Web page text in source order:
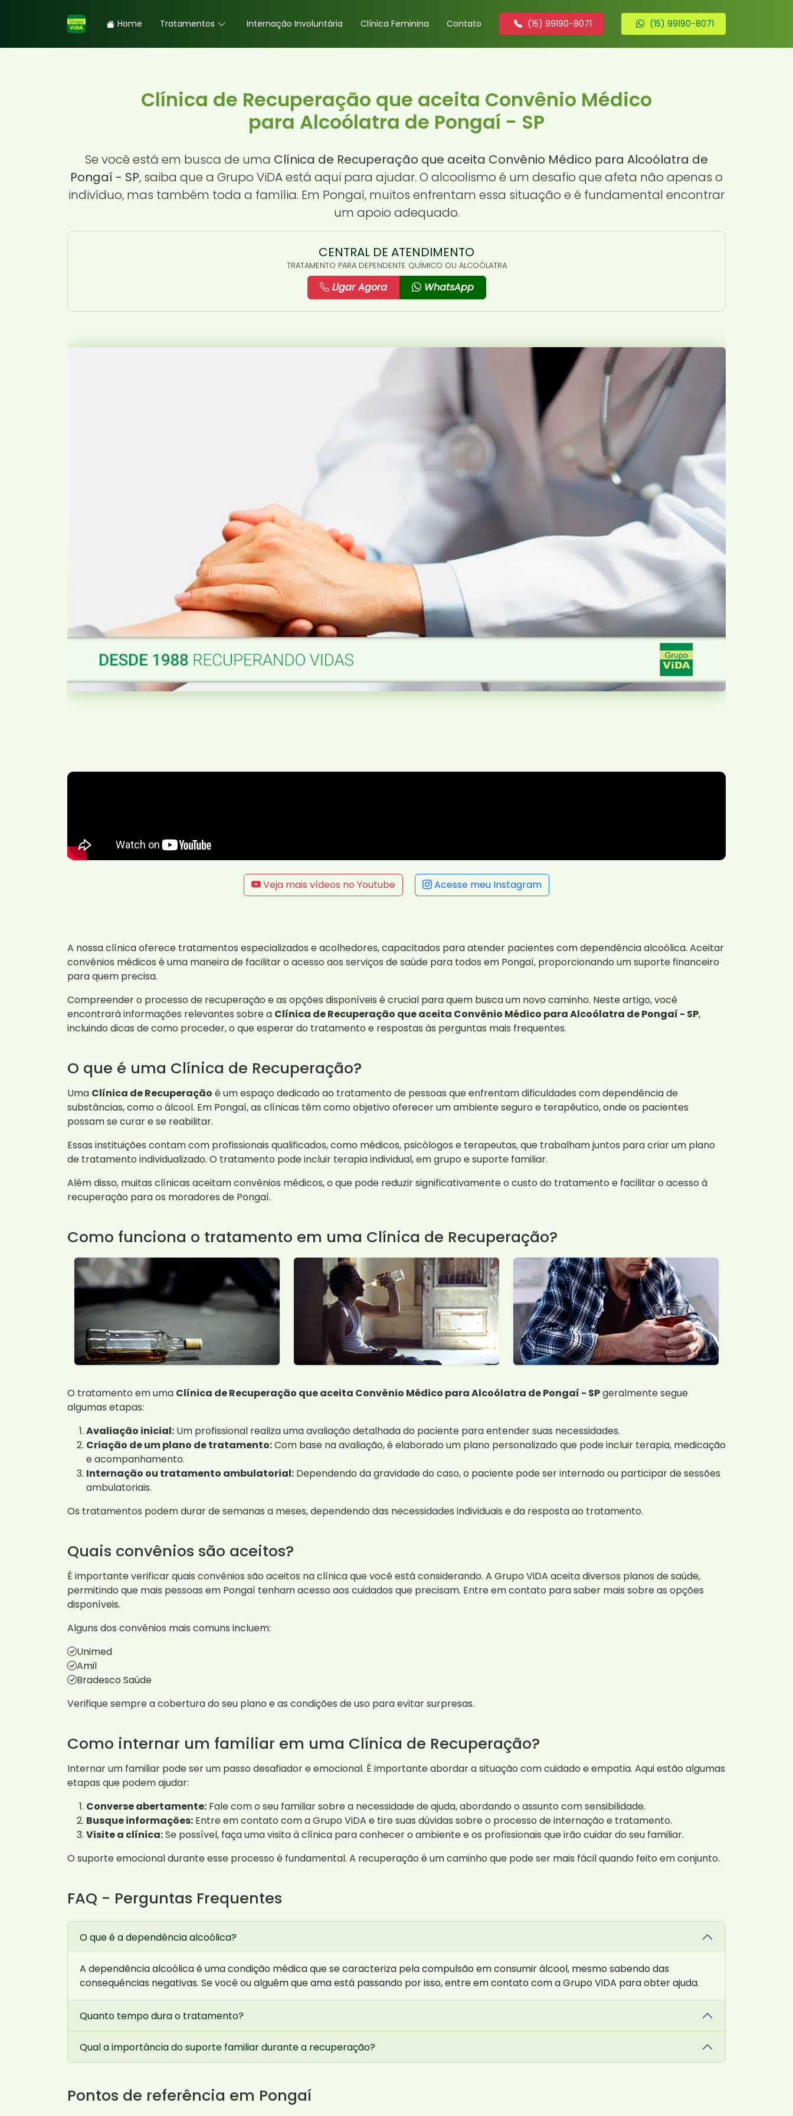
Home Tratamentos Internação Involuntária Clínica Feminina Contato (15) 99190-8071 (15) 99190-8071
Clínica de Recuperação que aceita Convênio Médico
para Alcoólatra de Pongaí - SP
Se você está em busca de uma Clínica de Recuperação que aceita Convênio Médico para Alcoólatra de
Pongaí - SP, saiba que a Grupo ViDA está aqui para ajudar. O alcoolismo é um desafio que afeta não apenas o
indivíduo, mas também toda a família. Em Pongaí, muitos enfrentam essa situação e é fundamental encontrar
um apoio adequado.
CENTRAL DE ATENDIMENTO
TRATAMENTO PARA DEPENDENTE QUÍMICO OU ALCOÓLATRA
Ligar Agora WhatsApp
Veja mais vídeos no Youtube Acesse meu Instagram
A nossa clínica oferece tratamentos especializados e acolhedores, capacitados para atender pacientes com dependência alcoólica. Aceitar
convênios médicos é uma maneira de facilitar o acesso aos serviços de saúde para todos em Pongaí, proporcionando um suporte financeiro
para quem precisa.
Compreender o processo de recuperação e as opções disponíveis é crucial para quem busca um novo caminho. Neste artigo, você
encontrará informações relevantes sobre a Clínica de Recuperação que aceita Convênio Médico para Alcoólatra de Pongaí - SP,
incluindo dicas de como proceder, o que esperar do tratamento e respostas às perguntas mais frequentes.
O que é uma Clínica de Recuperação?
Uma Clínica de Recuperação é um espaço dedicado ao tratamento de pessoas que enfrentam dificuldades com dependência de
substâncias, como o álcool. Em Pongaí, as clínicas têm como objetivo oferecer um ambiente seguro e terapêutico, onde os pacientes
possam se curar e se reabilitar.
Essas instituições contam com profissionais qualificados, como médicos, psicólogos e terapeutas, que trabalham juntos para criar um plano
de tratamento individualizado. O tratamento pode incluir terapia individual, em grupo e suporte familiar.
Além disso, muitas clínicas aceitam convênios médicos, o que pode reduzir significativamente o custo do tratamento e facilitar o acesso à
recuperação para os moradores de Pongaí.
Como funciona o tratamento em uma Clínica de Recuperação?
O tratamento em uma Clínica de Recuperação que aceita Convênio Médico para Alcoólatra de Pongaí - SPgeralmente segue
algumas etapas:
Avaliação inicial: Um profissional realiza uma avaliação detalhada do paciente para entender suas necessidades.
Criação de um plano de tratamento:Com base na avaliação, é elaborado um plano personalizado que pode incluir terapia, medicação
e acompanhamento.
Internação ou tratamento ambulatorial: Dependendo da gravidade do caso, o paciente pode ser internado ou participar de sessões
ambulatoriais.
Os tratamentos podem durar de semanas a meses, dependendo das necessidades individuais e da resposta ao tratamento.
Quais convênios são aceitos?
É importante verificar quais convênios são aceitos na clínica que você está considerando. A Grupo ViDA aceita diversos planos de saúde,
permitindo que mais pessoas em Pongaí tenham acesso aos cuidados que precisam. Entre em contato para saber mais sobre as opções
disponíveis.
Alguns dos convênios mais comuns incluem:
Unimed
Amil
Bradesco Saúde
Verifique sempre a cobertura do seu plano e as condições de uso para evitar surpresas.
Como internar um familiar em uma Clínica de Recuperação?
Internar um familiar pode ser um passo desafiador e emocional. É importante abordar a situação com cuidado e empatia. Aqui estão algumas
etapas que podem ajudar:
Converse abertamente: Fale com o seu familiar sobre a necessidade de ajuda, abordando o assunto com sensibilidade.
Busque informações: Entre em contato com a Grupo ViDA e tire suas dúvidas sobre o processo de internação e tratamento.
Visite a clínica:Se possível, faça uma visita à clínica para conhecer o ambiente e os profissionais que irão cuidar do seu familiar.
O suporte emocional durante esse processo é fundamental. A recuperação é um caminho que pode ser mais fácil quando feito em conjunto.
FAQ - Perguntas Frequentes
O que é a dependência alcoólica?
A dependência alcoólica é uma condição médica que se caracteriza pela compulsão em consumir álcool, mesmo sabendo das
consequências negativas. Se você ou alguém que ama está passando por isso, entre em contato com a Grupo ViDA para obter ajuda.
Quanto tempo dura o tratamento?
Qual a importância do suporte familiar durante a recuperação?
Pontos de referência em Pongaí